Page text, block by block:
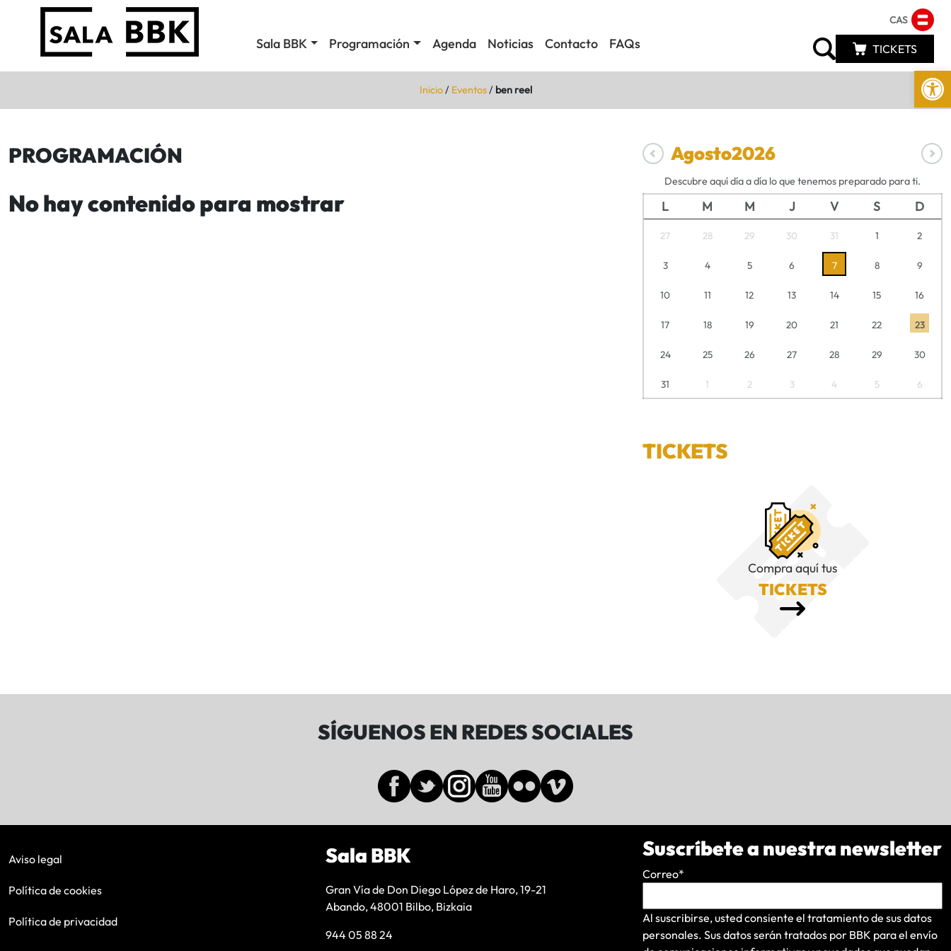
Abrir
Sala BBK Programación Agenda Noticias Contacto FAQs
CAS
TICKETS
Inicio/ Eventos/ ben reel
PROGRAMACIÓN
No hay contenido para mostrar
Agosto2026
Descubre aquí día a día lo que tenemos preparado para ti.
L M M J V S D
27 28 29 30 31 1 2
3 4 5 6 7 8 9
10 11 12 13 14 15 16
17 18 19 20 21 22 23
24 25 26 27 28 29 30
31 1 2 3 4 5 6
TICKETS
Compra aquí tus
TICKETS
SÍGUENOS EN REDES SOCIALES
Aviso legal
Política de cookies
Política de privacidad
Sala BBK
Gran Vía de Don Diego López de Haro, 19-21
Abando, 48001 Bilbo, Bizkaia
944 05 88 24
Suscríbete a nuestra newsletter
Correo*
Al suscribirse, usted consiente el tratamiento de sus datos
personales. Sus datos serán tratados por BBK para el envío